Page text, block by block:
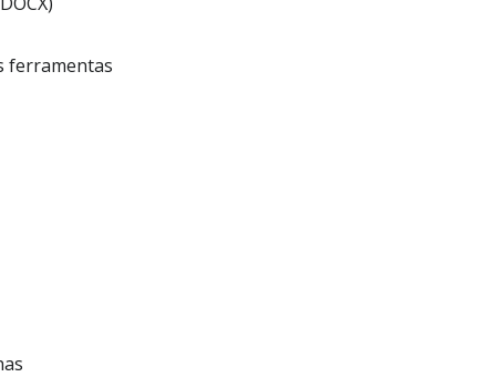
ferramentas